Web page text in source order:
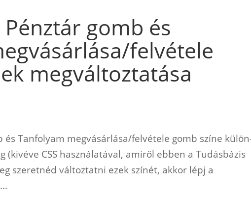
gomb és
felvétele
megváltoztatása
és Tanfolyam megvásárlása/felvétele gomb színe
CSS használatával, amiről ebben a Tudásbázis
szeretnéd változtatni ezek színét, akkor lépj a